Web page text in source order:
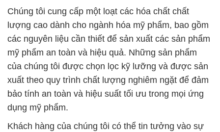
Chúng tôi cung cấp một loạt các hóa chất chất
lượng cao dành cho ngành hóa mỹ phẩm, bao gồm
các nguyên liệu cần thiết để sản xuất các sản phẩm
mỹ phẩm an toàn và hiệu quả. Những sản phẩm
của chúng tôi được chọn lọc kỹ lưỡng và được sản
xuất theo quy trình chất lượng nghiêm ngặt để đảm
bảo tính an toàn và hiệu suất tối ưu trong mọi ứng
dụng mỹ phẩm.
Khách hàng của chúng tôi có thể tin tưởng vào sự